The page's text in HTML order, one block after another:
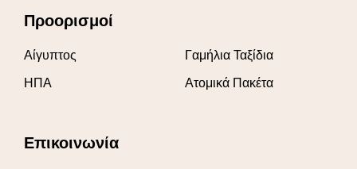
Προορισμοί
Αίγυπτος
ΗΠΑ
Γαμήλια Ταξίδια
Ατομικά Πακέτα
Επικοινωνία